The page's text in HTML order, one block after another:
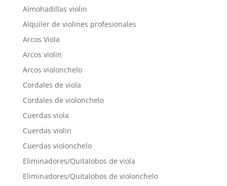
Almohadillas violin
Alquiler de violines profesionales
Arcos Viola
Arcos violin
Arcos violonchelo
Cordales de viola
Cordales de violonchelo
Cuerdas viola
Cuerdas violin
Cuerdas violonchelo
Eliminadores/Quitalobos de viola
Eliminadores/Quitalobos de violonchelo